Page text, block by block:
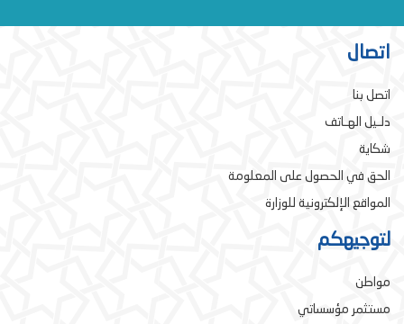
اتصال
اتصل بنا
دلـيل الهـاتف
شكاية
الحق في الحصول على المعلومة
المواقع الإلكترونية للوزارة
لتوجيهكم
مواطن
مستثمر مؤسساتي